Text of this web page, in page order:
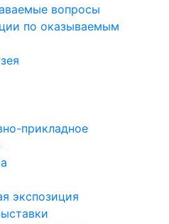
вопросы
по оказываемым
прикладное
экспозиция